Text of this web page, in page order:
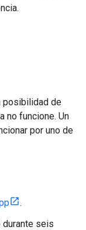
posibilidad de
no funcione. Un
por uno de
.
durante seis